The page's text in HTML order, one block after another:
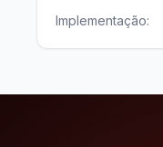
Implementação: